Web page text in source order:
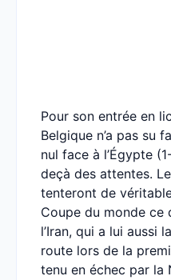
Pour son entrée en
Belgique n’a pas su
nul face à l’Égypte
deçà des attentes.
tenteront de
Coupe du monde ce
l’Iran, qui a lui aussi
route lors de la
tenu en échec par la